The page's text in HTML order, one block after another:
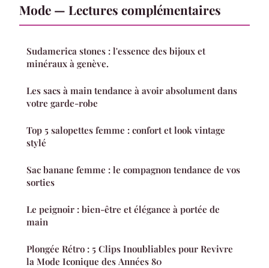
Mode — Lectures complémentaires
Sudamerica stones : l'essence des bijoux et
minéraux à genève.
Les sacs à main tendance à avoir absolument dans
votre garde-robe
Top 5 salopettes femme : confort et look vintage
stylé
Sac banane femme : le compagnon tendance de vos
sorties
Le peignoir : bien-être et élégance à portée de
main
Plongée Rétro : 5 Clips Inoubliables pour Revivre
la Mode Iconique des Années 80